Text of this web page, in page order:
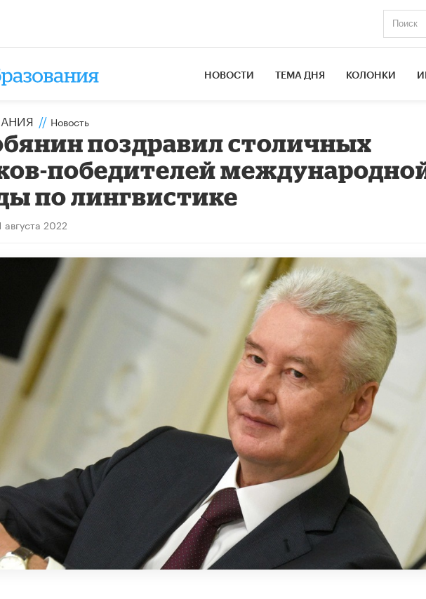
НОВОСТИ ТЕМА ДНЯ КОЛОНКИ
// Новость
поздравил столичных
победителей
по лингвистике
августа 2022